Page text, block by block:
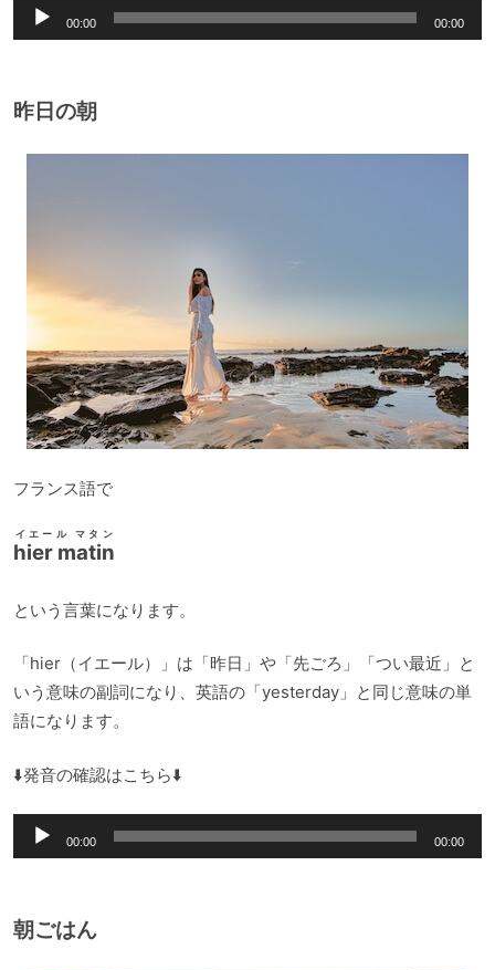
声
レ
00:00 00:00
昨日の朝
フランス語で
hier matin
イエール マタン
という言葉になります。
「hier（イエール）」は「昨日」や「先ごろ」「つい最近」と
いう意味の副詞になり、英語の「yesterday」と同じ意味の単
語になります。
⬇️発音の確認はこちら⬇️
声
レ
00:00 00:00
朝ごはん